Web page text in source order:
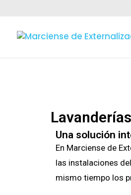
Una solución
En Marciense de
las instalaciones
mismo tiempo los